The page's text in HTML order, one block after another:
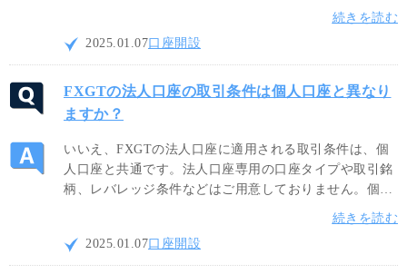
ボーナスを受け取ることは出来ません。ボーナスの条件
はキャンペーン毎に異なりますので、ボーナスキャンペ
ーンの詳細をご確認ください。
続きを読む
2025.01.07口座開設
FXGTの法人口座の取引条件は個人口座と異なり
ますか？
いいえ、FXGTの法人口座に適用される取引条件は、個
人口座と共通です。法人口座専用の口座タイプや取引銘
柄、レバレッジ条件などはご用意しておりません。個人
口座と同様にゼロカットシステムを採用しておりますの
で、最大5,000倍レバレッジの豊富な取引銘柄を安心して
お取引ください。
続きを読む
2025.01.07口座開設